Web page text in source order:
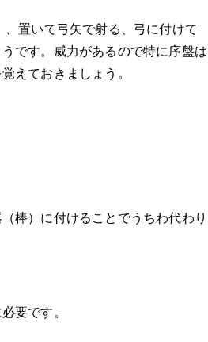
置いて弓矢で射る、弓に付けて
です。威力があるので特に序盤は
えておきましょう。
棒）に付けることでうちわ代わり
要です。